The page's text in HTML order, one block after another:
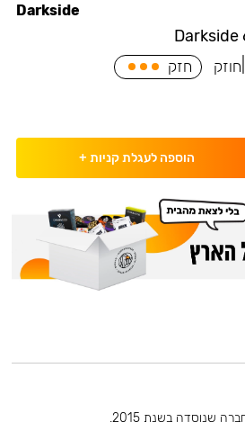
Darkside
Darkside
חוזק חזק
הוספה לעגלת קניות +
שנוסדה בשנת 2015.